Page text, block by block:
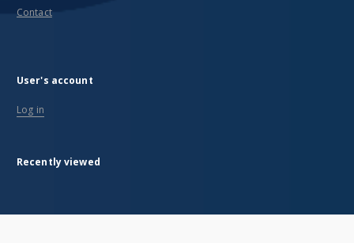
Contact
User's account
Log in
Recently viewed